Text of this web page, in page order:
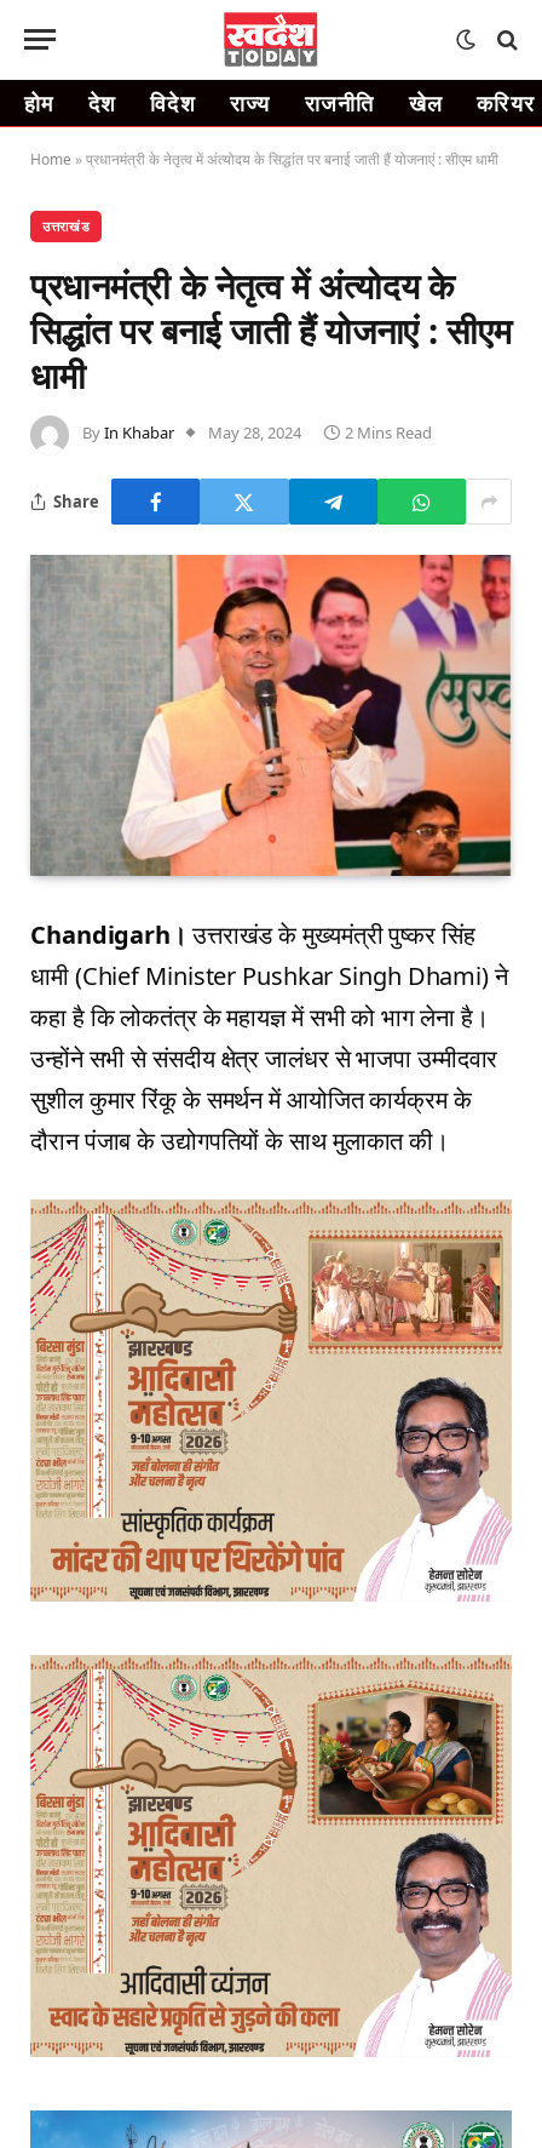
होम देश विदेश राज्य राजनीति खेल करियर
Home »प्रधानमंत्री के नेतृत्व में अंत्योदय के सिद्धांत पर बनाई जाती हैं योजनाएं : सीएम धामी
उत्तराखंड
प्रधानमंत्री के नेतृत्व में अंत्योदय के
सिद्धांत पर बनाई जाती हैं योजनाएं : सीएम
धामी
ByIn Khabar May 28, 2024 2 Mins Read
Share
Chandigarh। उत्तराखंड के मुख्यमंत्री पुष्कर सिंह
धामी (Chief Minister Pushkar Singh Dhami) ने
कहा है कि लोकतंत्र के महायज्ञ में सभी को भाग लेना है।
उन्होंने सभी से संसदीय क्षेत्र जालंधर से भाजपा उम्मीदवार
सुशील कुमार रिंकू के समर्थन में आयोजित कार्यक्रम के
दौरान पंजाब के उद्योगपतियों के साथ मुलाकात की।